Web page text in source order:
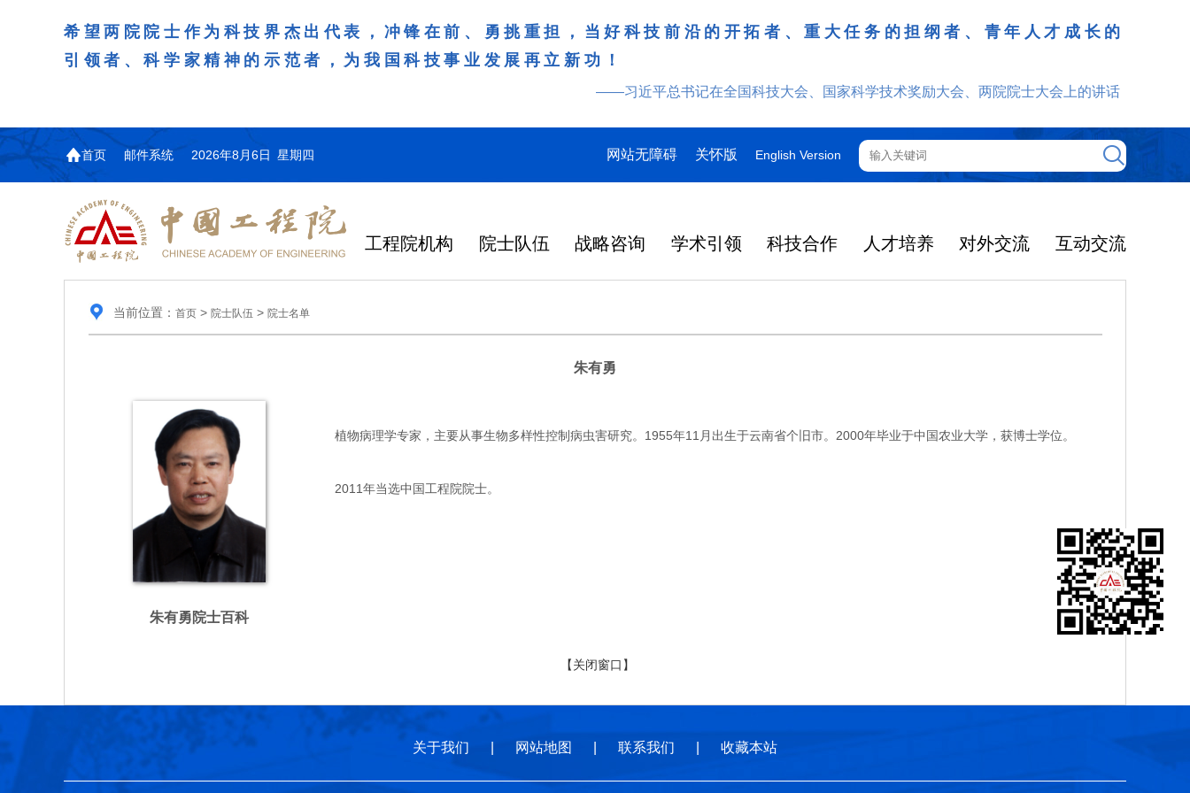
希望两院院士作为科技界杰出代表，冲锋在前、勇挑重担，当好科技前沿的开拓者、重大任务的担纲者、青年人才成长的
引领者、科学家精神的示范者，为我国科技事业发展再立新功！
——习近平总书记在全国科技大会、国家科学技术奖励大会、两院院士大会上的讲话
首页 邮件系统 2026年8月6日 星期四 网站无障碍 关怀版 English Version
工程院机构 院士队伍 战略咨询 学术引领 科技合作 人才培养 对外交流 互动交流
当前位置： 首页> 院士队伍 > 院士名单
朱有勇
朱有勇院士百科
植物病理学专家，主要从事生物多样性控制病虫害研究。1955年11月出生于云南省个旧市。2000年毕业于中国农业大学，获博士学位。
2011年当选中国工程院院士。
【关闭窗口】
关于我们 网站地图 联系我们 收藏本站